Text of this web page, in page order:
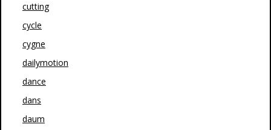
cutting
cycle
cygne
dailymotion
dance
dans
daum